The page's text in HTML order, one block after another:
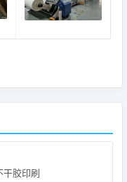
干胶印刷